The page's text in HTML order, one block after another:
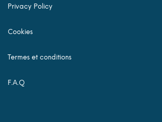
Privacy Policy
Cookies
Termes et conditions
F.A.Q